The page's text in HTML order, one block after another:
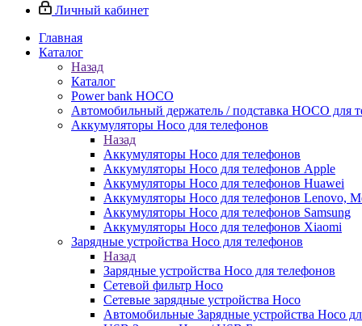
Личный кабинет
Главная
Каталог
Назад
Каталог
Power bank HOCO
Автомобильный держатель / подставка HOCO для
Аккумуляторы Hoco для телефонов
Назад
Аккумуляторы Hoco для телефонов
Аккумуляторы Hoco для телефонов Apple
Аккумуляторы Hoco для телефонов Huawei
Аккумуляторы Hoco для телефонов Lenovo,
Аккумуляторы Hoco для телефонов Samsung
Аккумуляторы Hoco для телефонов Xiaomi
Зарядные устройства Hoco для телефонов
Назад
Зарядные устройства Hoco для телефонов
Сетевой фильтр Hoco
Сетевые зарядные устройства Hoco
Автомобильные Зарядные устройства Hoco